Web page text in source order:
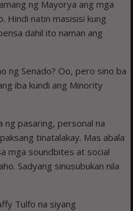
ng Mayorya ang mga
Hindi natin masisisi kung
dahil ito naman ang
ng Senado? Oo, pero sino ba
iba kundi ang Minority
ng pasaring, personal na
tinatalakay. Mas abala
mga soundbites at social
Sadyang sinusubukan nila
Tulfo na siyang